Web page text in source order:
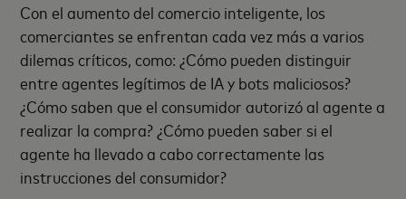
Con el aumento del comercio inteligente, los
comerciantes se enfrentan cada vez más a varios
dilemas críticos, como: ¿Cómo pueden distinguir
entre agentes legítimos de IA y bots maliciosos?
¿Cómo saben que el consumidor autorizó al agente a
realizar la compra? ¿Cómo pueden saber si el
agente ha llevado a cabo correctamente las
instrucciones del consumidor?